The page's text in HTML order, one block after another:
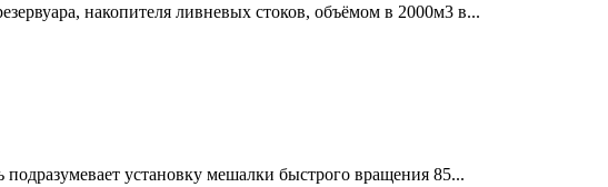
накопителя ливневых стоков, объёмом в 2000м3 в...
подразумевает установку мешалки быстрого вращения 85...